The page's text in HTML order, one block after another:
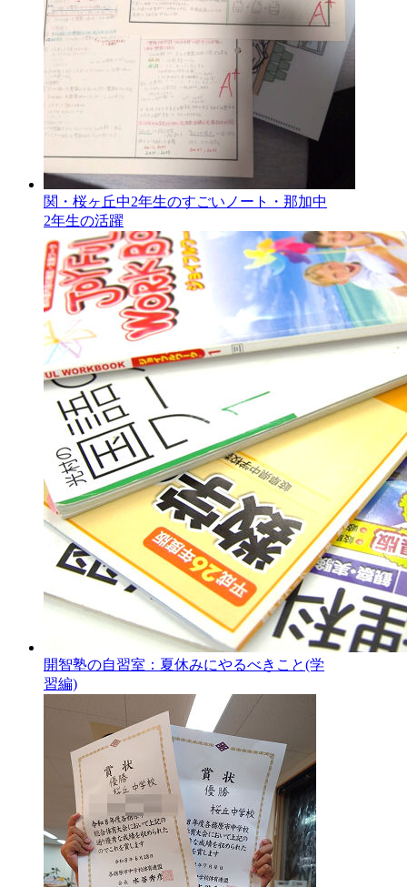
関・桜ヶ丘中2年生のすごいノート・那加中
2年生の活躍
開智塾の自習室：夏休みにやるべきこと(学
習編)